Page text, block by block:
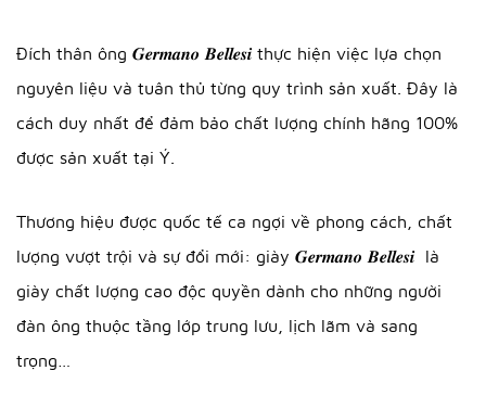
Đích thân ông 𝑮𝒆𝒓𝒎𝒂𝒏𝒐 𝑩𝒆𝒍𝒍𝒆𝒔𝒊 thực hiện việc lựa chọn
nguyên liệu và tuân thủ từng quy trình sản xuất. Đây là
cách duy nhất để đảm bảo chất lượng chính hãng 100%
được sản xuất tại Ý.
Thương hiệu được quốc tế ca ngợi về phong cách, chất
lượng vượt trội và sự đổi mới: giày 𝑮𝒆𝒓𝒎𝒂𝒏𝒐 𝑩𝒆𝒍𝒍𝒆𝒔𝒊 là
giày chất lượng cao độc quyền dành cho những người
đàn ông thuộc tầng lớp trung lưu, lịch lãm và sang
trọng…